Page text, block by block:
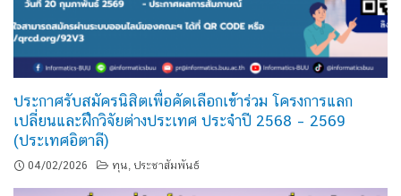
ประกาศรับสมัครนิสิตเพื่อคัดเลือกเข้าร่วม โครงการแลก
เปลี่ยนและฝึกวิจัยต่างประเทศ ประจำปี 2568 – 2569
(ประเทศอิตาลี)
04/02/2026 ทุน ประชาสัมพันธ์